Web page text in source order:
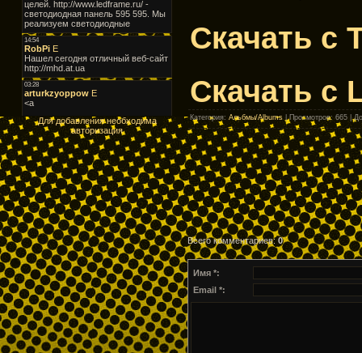
Для добавления необходима
авторизация
Скачать с
Скачать с
Категория: Альбмы/Albums|Просмотров: 665 |
Всего комментариев:0
Имя *:
Email *: